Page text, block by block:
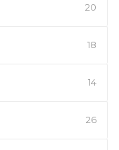
20
18
14
26